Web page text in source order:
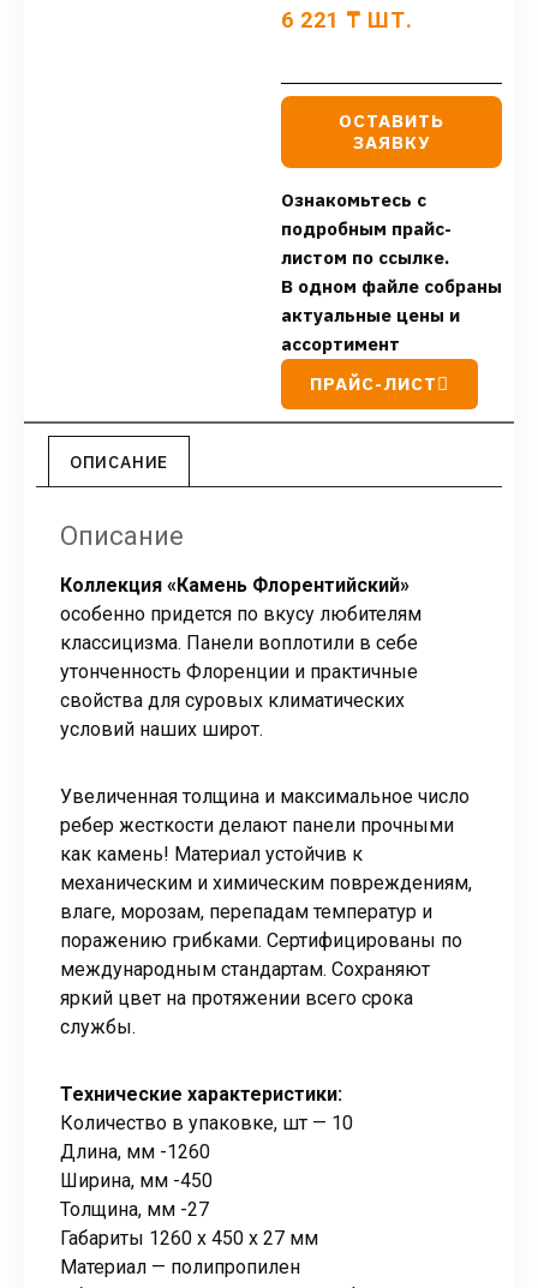
6 221 ₸ ШТ.
ОСТАВИТЬ
ЗАЯВКУ
Ознакомьтесь с
подробным прайс-
листом по ссылке.
В одном файле собраны
актуальные цены и
ассортимент
ПРАЙС-ЛИСТ
ОПИСАНИЕ
Описание
Коллекция «Камень Флорентийский»
особенно придется по вкусу любителям
классицизма. Панели воплотили в себе
утонченность Флоренции и практичные
свойства для суровых климатических
условий наших широт.
Увеличенная толщина и максимальное число
ребер жесткости делают панели прочными
как камень! Материал устойчив к
механическим и химическим повреждениям,
влаге, морозам, перепадам температур и
поражению грибками. Сертифицированы по
международным стандартам. Сохраняют
яркий цвет на протяжении всего срока
службы.
Технические характеристики:
Количество в упаковке, шт — 10
Длина, мм -1260
Ширина, мм -450
Толщина, мм -27
Габариты 1260 x 450 x 27 мм
Материал — полипропилен